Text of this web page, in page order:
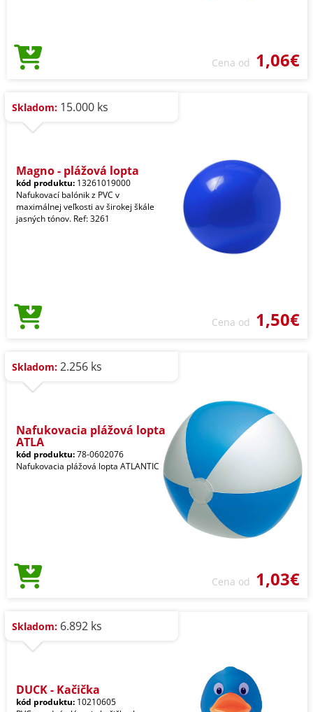
Cena od 1,06€
Skladom: 15.000 ks
Magno - plážová lopta
kód produktu: 13261019000
Nafukovací balónik z PVC v
maximálnej veľkosti av širokej škále
jasných tónov. Ref: 3261
Cena od 1,50€
Skladom: 2.256 ks
Nafukovacia plážová lopta
ATLA
kód produktu:78-0602076
Nafukovacia plážová lopta ATLANTIC
Cena od 1,03€
Skladom: 6.892 ks
DUCK - Kačička
kód produktu: 10210605